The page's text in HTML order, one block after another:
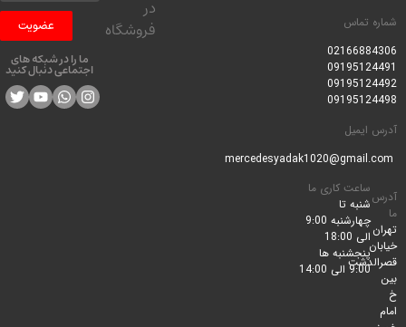
تماس
ساعت کاری ما
شنبه تا
چهارشنبه 9:00
الی 18:00
پنجشنبه ها
9:00 الی 14:00
فروشگاه
عضویت
ما را در شبکه های
اجتماعی دنبال کنید